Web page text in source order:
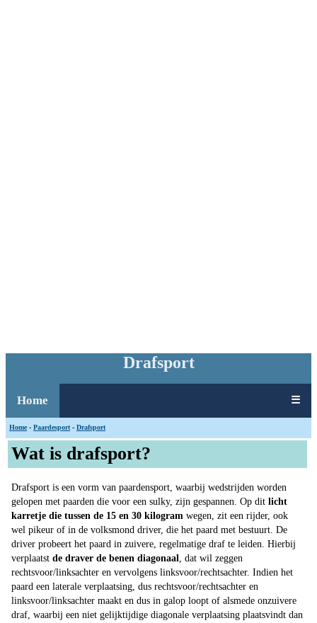
Drafsport
Home ☰
Home - Paardesport - Drafsport
Wat is drafsport?
Drafsport is een vorm van paardensport, waarbij wedstrijden worden
gelopen met paarden die voor een sulky, zijn gespannen. Op dit licht
karretje die tussen de 15 en 30 kilogram wegen, zit een rijder, ook
wel pikeur of in de volksmond driver, die het paard met bestuurt. De
driver probeert het paard in zuivere, regelmatige draf te leiden. Hierbij
verplaatst de draver de benen diagonaal
, dat wil zeggen
rechtsvoor/linksachter en vervolgens linksvoor/rechtsachter. Indien het
paard een laterale verplaatsing, dus rechtsvoor/rechtsachter en
linksvoor/linksachter maakt en dus in galop loopt of alsmede onzuivere
draf, waarbij een niet gelijktijdige diagonale verplaatsing plaatsvindt dan